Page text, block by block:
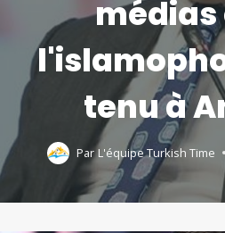
médias
tenu à
Par L'équipe Turkish Time